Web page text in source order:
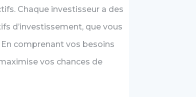
Chaque investisseur a des
d’investissement, que vous
comprenant vos besoins
vos chances de